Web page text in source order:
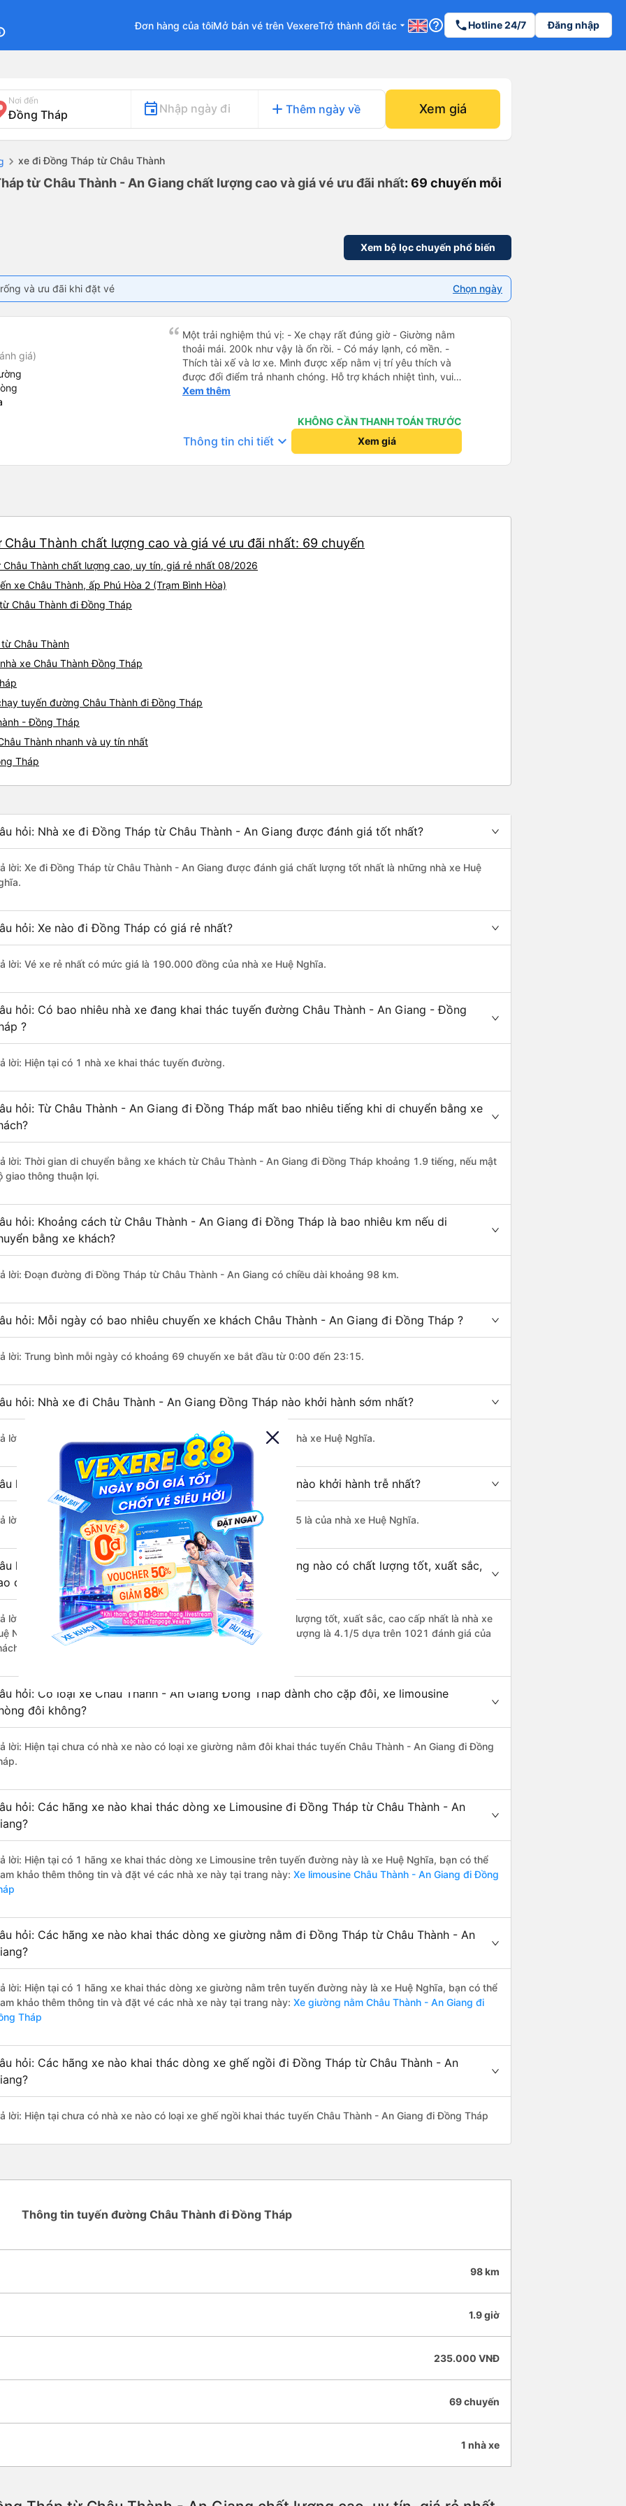
Đơn hàng của tôiMở bán vé trên VexereTrở thành đối tác arrow_drop_down help_outline phoneHotline 24/7 Đăng nhập
Nơi đến
Nhập ngày đi add Thêm ngày về Xem giá
xe đi Đồng Tháp từ Châu Thành
từ Châu Thành - An Giang chất lượng cao và giá vé ưu đãi nhất: 69 chuyến mỗi
Xem bộ lọc chuyến phổ biến
và ưu đãi khi đặt vé Chọn ngày
giá)
Một trải nghiệm thú vị: - Xe chạy rất đúng giờ - Giường nằm
thoải mái. 200k như vậy là ổn rồi. - Có máy lạnh, có mền. -
Thích tài xế và lơ xe. Mình được xếp nằm vị trí yêu thích và
được đổi điểm trả nhanh chóng. Hỗ trợ khách nhiệt tình, vui
vẻ. - Bác tài đi xe mở nhạc làm mình hoài niệm về Sài Gòn
ngắm cá Hải Tượng. - Xe trung chuyển chạy đúng giờ. Xe
rộng rãi, thoải mái, mát mẻ. - Phòng chờ nhà xe rộng rãi,
thoáng mát, sạch sẽ, có nước uống, có ổ cắm sạc, có nhà vệ
Xem thêm
KHÔNG CẦN THANH TOÁN TRƯỚC
Thông tin chi tiết keyboard_arrow_down Xem giá
Thành chất lượng cao và giá vé ưu đãi nhất: 69 chuyến
Thành chất lượng cao, uy tín, giá rẻ nhất 08/2026
xe Châu Thành, ấp Phú Hòa 2 (Trạm Bình Hòa)
Châu Thành đi Đồng Tháp
Châu Thành
xe Châu Thành Đồng Tháp
tuyến đường Châu Thành đi Đồng Tháp
- Đồng Tháp
Thành nhanh và uy tín nhất
Tháp
hỏi: Nhà xe đi Đồng Tháp từ Châu Thành - An Giang được đánh giá tốt nhất?
lời: Xe đi Đồng Tháp từ Châu Thành - An Giang được đánh giá chất lượng tốt nhất là những nhà xe Huệ
hỏi: Xe nào đi Đồng Tháp có giá rẻ nhất?
lời: Vé xe rẻ nhất có mức giá là 190.000 đồng của nhà xe Huệ Nghĩa.
hỏi: Có bao nhiêu nhà xe đang khai thác tuyến đường Châu Thành - An Giang - Đồng
?
lời: Hiện tại có 1 nhà xe khai thác tuyến đường.
hỏi: Từ Châu Thành - An Giang đi Đồng Tháp mất bao nhiêu tiếng khi di chuyển bằng xe
lời: Thời gian di chuyển bằng xe khách từ Châu Thành - An Giang đi Đồng Tháp khoảng 1.9 tiếng, nếu mật
giao thông thuận lợi.
hỏi: Khoảng cách từ Châu Thành - An Giang đi Đồng Tháp là bao nhiêu km nếu di
bằng xe khách?
lời: Đoạn đường đi Đồng Tháp từ Châu Thành - An Giang có chiều dài khoảng 98 km.
hỏi: Mỗi ngày có bao nhiêu chuyến xe khách Châu Thành - An Giang đi Đồng Tháp ?
lời: Trung bình mỗi ngày có khoảng 69 chuyến xe bắt đầu từ 0:00 đến 23:15.
hỏi: Nhà xe đi Châu Thành - An Giang Đồng Tháp nào khởi hành sớm nhất?
lời: Chuyến xe có giờ xuất phát sớm nhất vào lúc 0:00 là của nhà xe Huệ Nghĩa.
hỏi: Nhà xe đi Đồng Tháp từ Châu Thành - An Giang nào khởi hành trễ nhất?
lời: Chuyến xe có giờ xuất phát trễ (muộn) nhất là vào lúc 23:15 là của nhà xe Huệ Nghĩa.
hỏi: Review xe đi Đồng Tháp từ Châu Thành - An Giang nào có chất lượng tốt, xuất sắc,
cấp nhất?
lời: Những hãng xe đi Châu Thành - An Giang Đồng Tháp chất lượng tốt, xuất sắc, cao cấp nhất là nhà xe
Nghĩa đi Đồng Tháp từ Châu Thành - An Giang với điểm chất lượng là 4.1/5 dựa trên 1021 đánh giá của
hàng).
hỏi: Có loại xe Châu Thành - An Giang Đồng Tháp dành cho cặp đôi, xe limousine
đôi không?
lời: Hiện tại chưa có nhà xe nào có loại xe giường nằm đôi khai thác tuyến Châu Thành - An Giang đi Đồng
hỏi: Các hãng xe nào khai thác dòng xe Limousine đi Đồng Tháp từ Châu Thành - An
lời: Hiện tại có 1 hãng xe khai thác dòng xe Limousine trên tuyến đường này là xe Huệ Nghĩa, bạn có thể
khảo thêm thông tin và đặt vé các nhà xe này tại trang này: Xe limousine Châu Thành - An Giang đi Đồng
hỏi: Các hãng xe nào khai thác dòng xe giường nằm đi Đồng Tháp từ Châu Thành - An
lời: Hiện tại có 1 hãng xe khai thác dòng xe giường nằm trên tuyến đường này là xe Huệ Nghĩa, bạn có thể
khảo thêm thông tin và đặt vé các nhà xe này tại trang này: Xe giường nằm Châu Thành - An Giang đi
Tháp
hỏi: Các hãng xe nào khai thác dòng xe ghế ngồi đi Đồng Tháp từ Châu Thành - An
lời: Hiện tại chưa có nhà xe nào có loại xe ghế ngồi khai thác tuyến Châu Thành - An Giang đi Đồng Tháp
Thông tin tuyến đường Châu Thành đi Đồng Tháp
98 km
1.9 giờ
235.000 VNĐ
69 chuyến
1 nhà xe